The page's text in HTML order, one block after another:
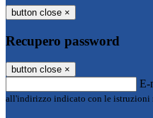
button close ×
Recupero password
button close ×
E-
all'indirizzo indicato con le istruzioni